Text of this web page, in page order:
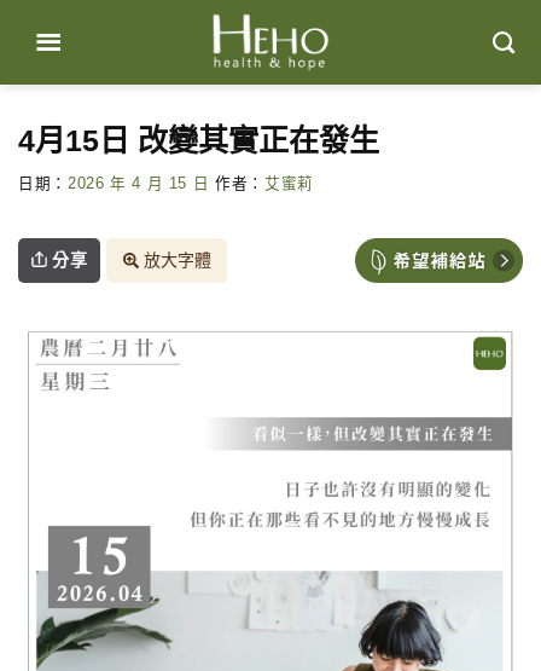
content
4月15日 改變其實正在發生
日期： 2026 年 4 月 15 日 作者： 艾蜜莉
分享 放大字體